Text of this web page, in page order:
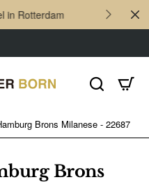
in Rotterdam
Brons
Brons Milanese - 22687